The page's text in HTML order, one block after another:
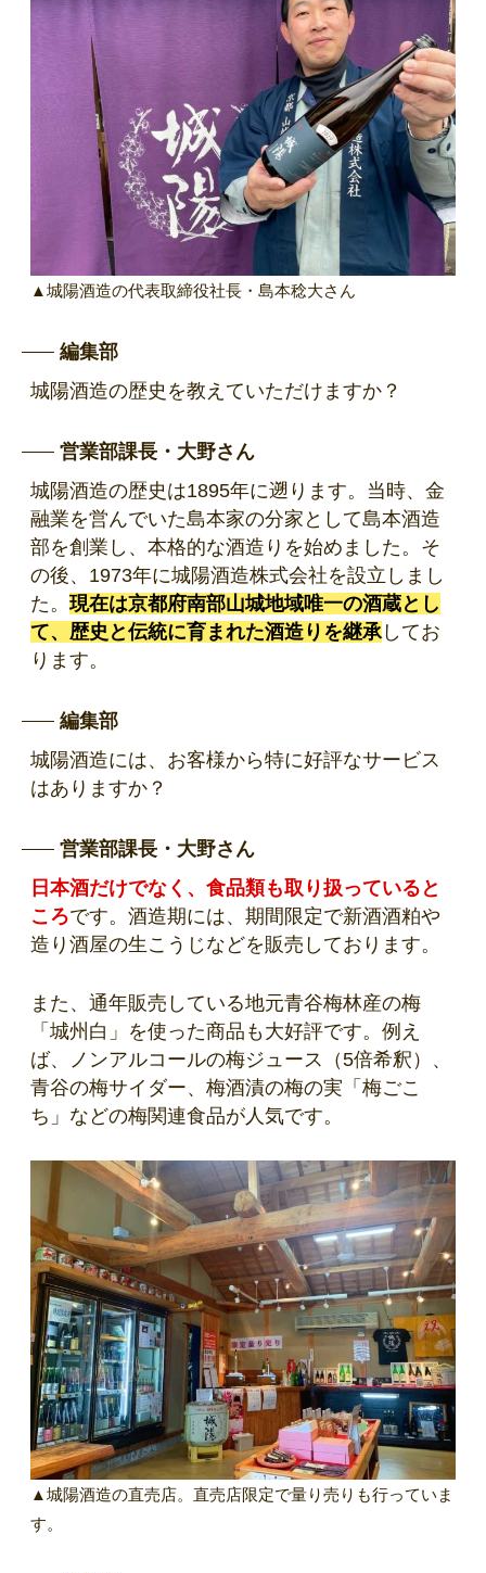
▲城陽酒造の代表取締役社長・島本稔大さん
編集部
城陽酒造の歴史を教えていただけますか？
営業部課長・大野さん
城陽酒造の歴史は1895年に遡ります。当時、金
融業を営んでいた島本家の分家として島本酒造
部を創業し、本格的な酒造りを始めました。そ
の後、1973年に城陽酒造株式会社を設立しまし
た。 現在は京都府南部山城地域唯一の酒蔵とし
て、歴史と伝統に育まれた酒造りを継承 してお
ります。
編集部
城陽酒造には、お客様から特に好評なサービス
はありますか？
営業部課長・大野さん
日本酒だけでなく、食品類も取り扱っていると
ころです。酒造期には、期間限定で新酒酒粕や
造り酒屋の生こうじなどを販売しております。
また、通年販売している地元青谷梅林産の梅
「城州白」を使った商品も大好評です。例え
ば、ノンアルコールの梅ジュース（5倍希釈）、
青谷の梅サイダー、梅酒漬の梅の実「梅ごこ
ち」などの梅関連食品が人気です。
▲城陽酒造の直売店。直売店限定で量り売りも行っていま
す。